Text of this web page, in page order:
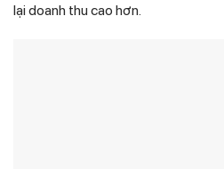
lại doanh thu cao hơn.